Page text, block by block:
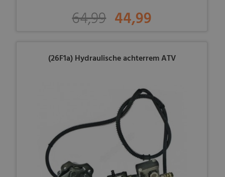
64,99 44,99
(26F1a) Hydraulische achterrem ATV